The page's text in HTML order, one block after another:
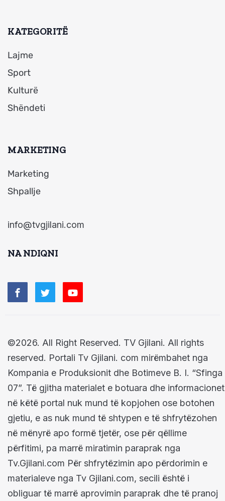
KATEGORITË
Lajme
Sport
Kulturë
Shëndeti
MARKETING
Marketing
Shpallje
info@tvgjilani.com
NA NDIQNI
©2026. All Right Reserved. TV Gjilani. All rights
reserved. Portali Tv Gjilani. com mirëmbahet nga
Kompania e Produksionit dhe Botimeve B. I. “Sfinga
07”. Të gjitha materialet e botuara dhe informacionet
në këtë portal nuk mund të kopjohen ose botohen
gjetiu, e as nuk mund të shtypen e të shfrytëzohen
në mënyrë apo formë tjetër, ose për qëllime
përfitimi, pa marrë miratimin paraprak nga
Tv.Gjilani.com Për shfrytëzimin apo përdorimin e
materialeve nga Tv Gjilani.com, secili është i
obliguar të marrë aprovimin paraprak dhe të pranoj